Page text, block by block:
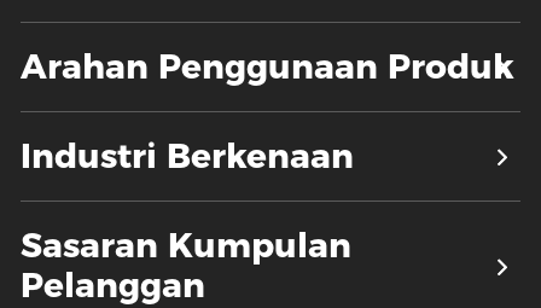
Arahan Penggunaan Produk
Industri Berkenaan
Sasaran Kumpulan
Pelanggan